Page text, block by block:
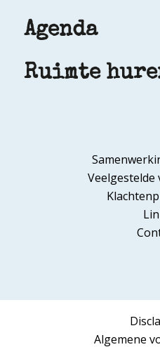
Agenda
Ruimte
Veelgestelde
Algemene